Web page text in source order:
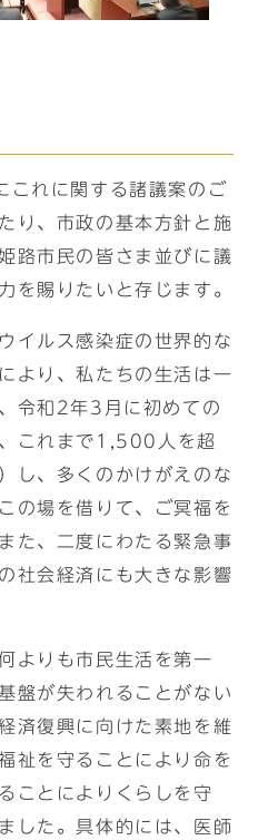
これに関する諸議案のご
り、市政の基本方針と施
路市民の皆さま並びに議
を賜りたいと存じます。
イルス感染症の世界的な
より、私たちの生活は一
令和2年3月に初めての
これまで1,500人を超
し、多くのかけがえのな
の場を借りて、ご冥福を
た、二度にわたる緊急事
社会経済にも大きな影響
よりも市民生活を第一
盤が失われることがない
済復興に向けた素地を維
祉を守ることにより命を
ことによりくらしを守
した。具体的には、医師